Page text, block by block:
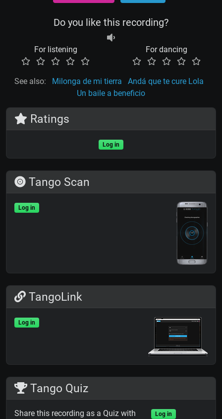
Do you like this recording?
For listening For dancing
See also: Milonga de mi tierra
Andá que te cure Lola
Un baile a beneficio
Ratings
Log in
Tango Scan
Log in
TangoLink
Log in
Tango Quiz
Share this recording as a Quiz with
Log in